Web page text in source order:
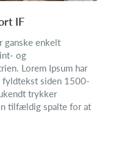
IF
ganske enkelt
og
Lorem Ipsum har
siden 1500-
trykker
tilfældig spalte for at